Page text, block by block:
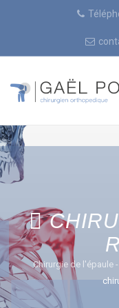
Skip
to
content
Chirurgie de l'épaule